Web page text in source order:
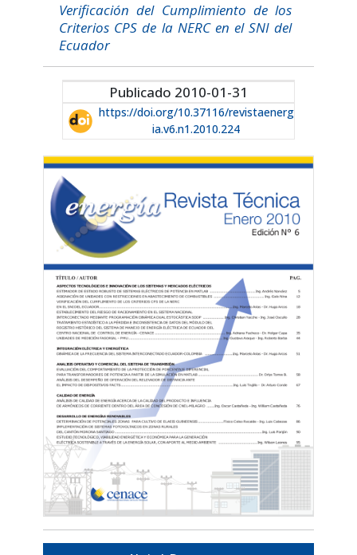
Verificación del Cumplimiento de los
Criterios CPS de la NERC en el SNI del
Ecuador
Publicado 2010-01-31
https://doi.org/10.37116/revistaenerg
ia.v6.n1.2010.224